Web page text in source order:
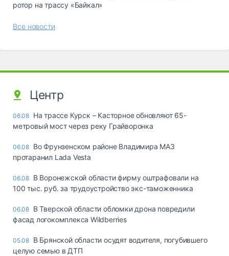
ротор на трассу «Байкал»
Все новости
Центр
06.08 На трассе Курск – Касторное обновляют 65-
метровый мост через реку Грайворонка
06.08 Во Фрунзенском районе Владимира МАЗ
протаранил Lada Vesta
06.08 В Воронежской области фирму оштрафовали на
100 тыс. руб. за трудоустройство экс-таможенника
06.08 В Тверской области обломки дрона повредили
фасад логокомплекса Wildberries
05.08 В Брянской области осудят водителя, погубившего
целую семью в ДТП